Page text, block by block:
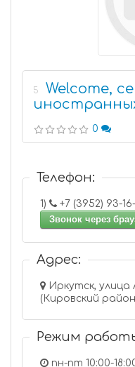
5
Welcome,
0
Телефон:
1)
+7 (3952)
Звонок через
Адрес:
Иркутск, улица
Режим
пн-пт 10:00-